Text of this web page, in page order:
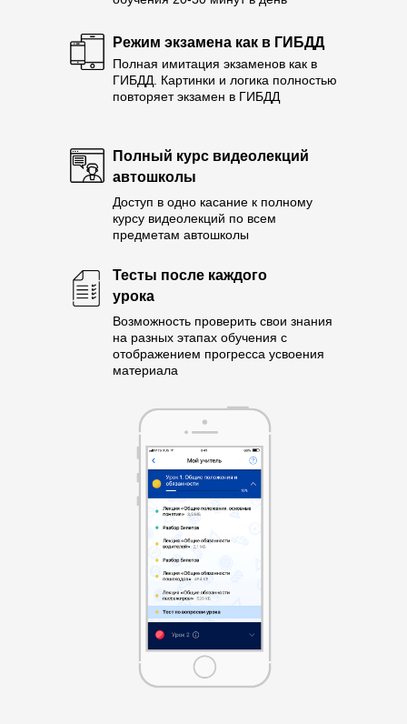
Режим экзамена как в ГИБДД
Полная имитация экзаменов как в
ГИБДД. Картинки и логика полностью
повторяет экзамен в ГИБДД
Полный курс видеолекций
автошколы
Доступ в одно касание к полному
курсу видеолекций по всем
предметам автошколы
Тесты после каждого
урока
Возможность проверить свои знания
на разных этапах обучения с
отображением прогресса усвоения
материала